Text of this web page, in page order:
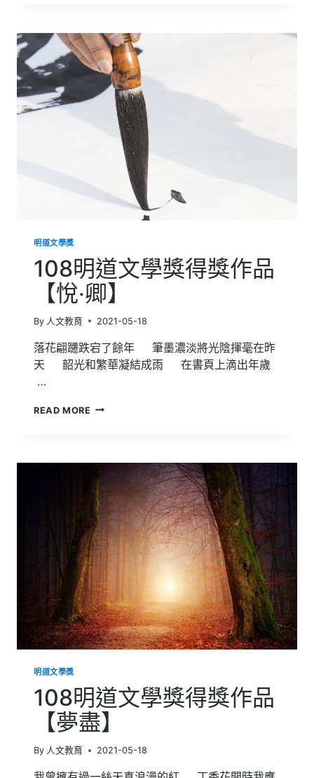
獎
得
獎
品
【森】
明道文學獎
108明道文學獎得獎作品
【悅‧卿】
By 人文教育 2021-05-18
落花翩躚跌宕了餘年 筆墨濃淡將光陰揮毫在昨
天 韶光和繁華凝結成雨 在書頁上滴出年歲
…
READ MORE 108
獎
得
獎
作
品
【悅‧
卿】
明道文學獎
108明道文學獎得獎作品
【夢盡】
By 人文教育 2021-05-18